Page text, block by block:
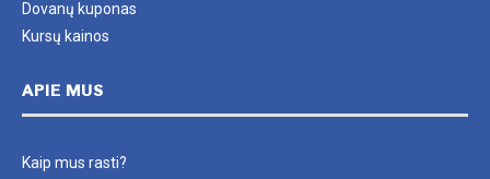
Dovanų kuponas
Kursų kainos
APIE MUS
Kaip mus rasti?